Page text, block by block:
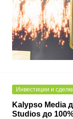
Инвестиции и
Kalypso Media
Studios до